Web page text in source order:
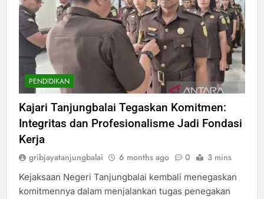
PENDIDIKAN
Kajari Tanjungbalai Tegaskan Komitmen:
Integritas dan Profesionalisme Jadi Fondasi
Kerja
gribjayatanjungbalai 6 months ago 0 3 mins
Kejaksaan Negeri Tanjungbalai kembali menegaskan
komitmennya dalam menjalankan tugas penegakan